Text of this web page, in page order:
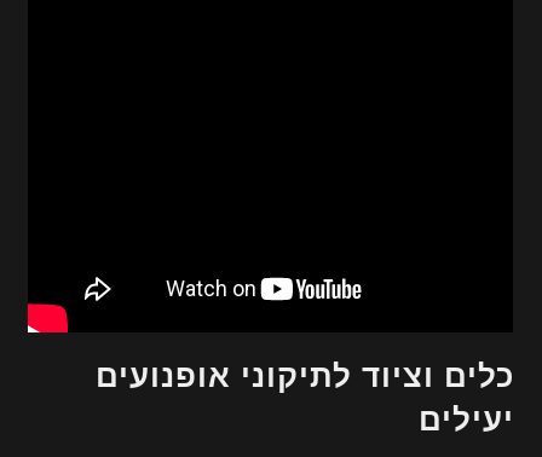
כלים וציוד לתיקוני אופנועים
יעילים